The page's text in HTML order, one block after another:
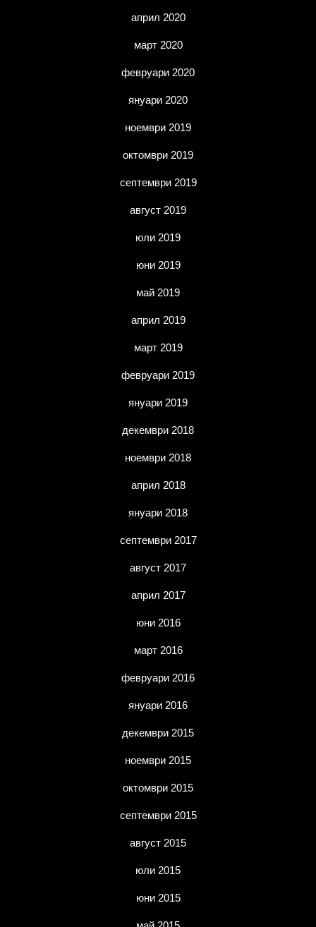
април 2020
март 2020
февруари 2020
януари 2020
ноември 2019
октомври 2019
септември 2019
август 2019
юли 2019
юни 2019
май 2019
април 2019
март 2019
февруари 2019
януари 2019
декември 2018
ноември 2018
април 2018
януари 2018
септември 2017
август 2017
април 2017
юни 2016
март 2016
февруари 2016
януари 2016
декември 2015
ноември 2015
октомври 2015
септември 2015
август 2015
юли 2015
юни 2015